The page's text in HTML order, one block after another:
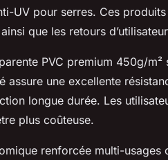
UV pour serres. Ces
que les retours
PVC premium 450g/
assure une excellente
longue durée. Les
plus coûteuse.
renforcée multi-